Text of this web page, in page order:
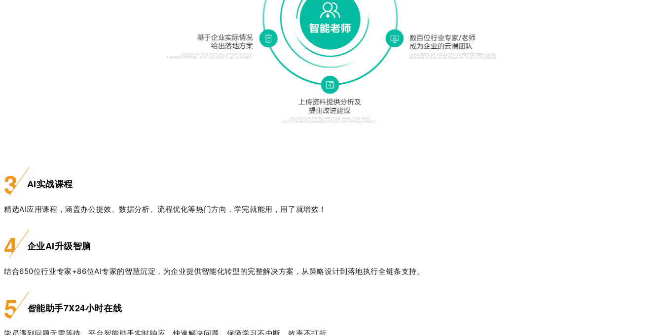
3 AI实战课程
精选AI应用课程，涵盖办公提效、数据分析、流程优化等热门方向，学完就能用，用了就增效！
4 企业AI升级智脑
结合650位行业专家+86位AI专家的智慧沉淀，为企业提供智能化转型的完整解决方案，从策略设计到落地执行全链条支持。
5 智能助手7X24小时在线